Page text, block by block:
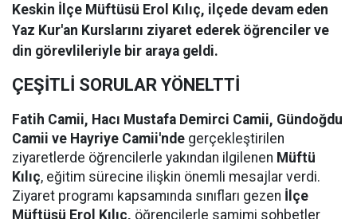
Keskin İlçe Müftüsü Erol Kılıç, ilçede devam eden
Yaz Kur'an Kurslarını ziyaret ederek öğrenciler ve
din görevlileriyle bir araya geldi.
ÇEŞİTLİ SORULAR YÖNELTTİ
Fatih Camii, Hacı Mustafa Demirci Camii, Gündoğdu
Camii ve Hayriye Camii'nde gerçekleştirilen
ziyaretlerde öğrencilerle yakından ilgilenen Müftü
Kılıç, eğitim sürecine ilişkin önemli mesajlar verdi.
Ziyaret programı kapsamında sınıfları gezen İlçe
Müftüsü Erol Kılıç, öğrencilerle samimi sohbetler